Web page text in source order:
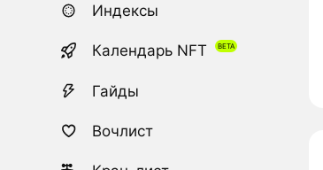
Индексы
Календарь NFT
Гайды
Вочлист